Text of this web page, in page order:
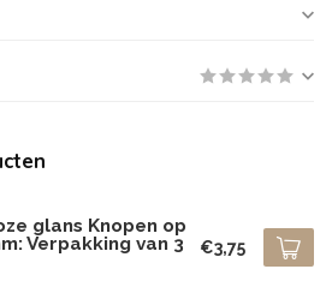
glans Knopen op
Verpakking van 3
€3,75